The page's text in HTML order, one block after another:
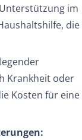
im
die
Krankheit oder
Kosten für eine